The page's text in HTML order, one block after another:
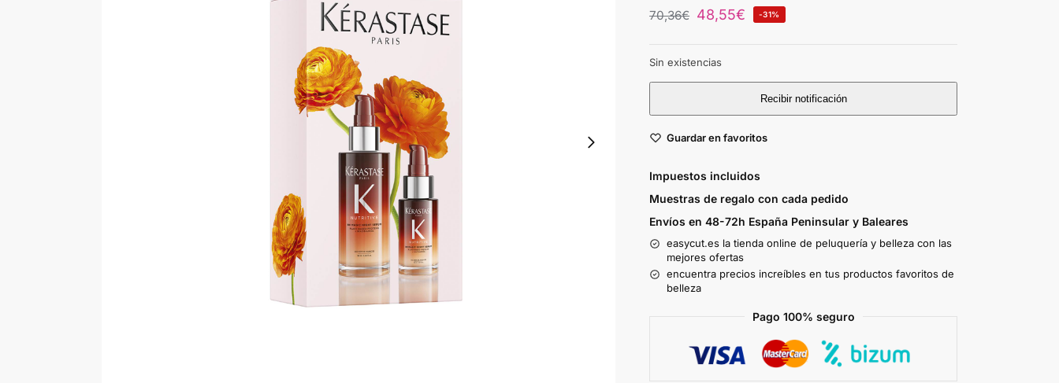
70,36€ 48,55€ -31%
Sin existencias
Guardar en favoritos
Impuestos incluidos
Muestras de regalo con cada pedido
Envíos en 48-72h España Peninsular y Baleares
easycut.es la tienda online de peluquería y belleza con las
mejores ofertas
encuentra precios increíbles en tus productos favoritos de
belleza
Pago 100% seguro